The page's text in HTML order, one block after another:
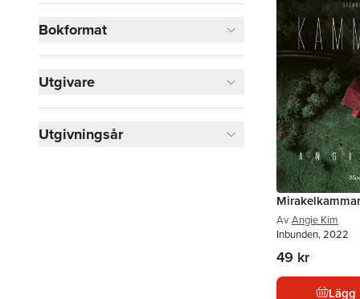
Visa fler
Bokformat
Utgivare
Utgivningsår
Av Angie Kim
Inbunden, 2022
49 kr
Lägg